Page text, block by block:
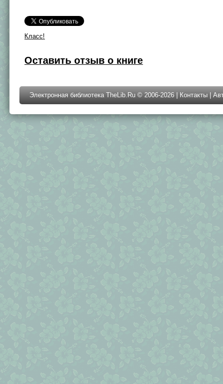
Класс!
Оставить отзыв о книге
Электронная библиотека TheLib.Ru © 2006-2026 | Контакты |